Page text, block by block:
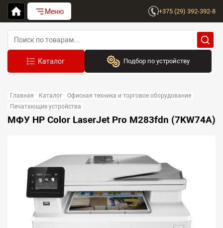
Меню +375 (29) 392-392-8
Подбор по устройству
Выберите бренд
Устройство:
Главная Каталог
Офисная техника и торговое оборудование
Печатающие устройства
МФУ HP Color LaserJet Pro M283fdn (7KW74A)